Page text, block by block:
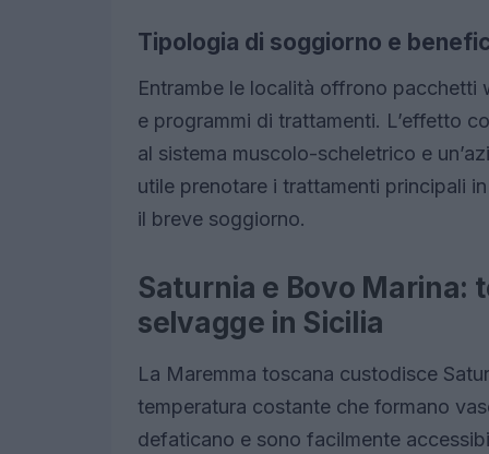
Tipologia di soggiorno e
Entrambe le località offrono pacchetti
e programmi di trattamenti. L’effetto
al sistema muscolo-scheletrico e
utile prenotare i trattamenti principali
il breve soggiorno.
Saturnia e Bovo Marina:
selvagge in Sicilia
La Maremma toscana custodisce
temperatura costante che formano
defaticano e sono facilmente